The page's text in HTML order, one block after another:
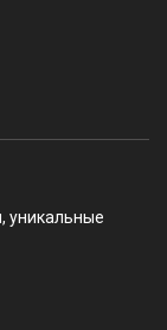
, уникальные